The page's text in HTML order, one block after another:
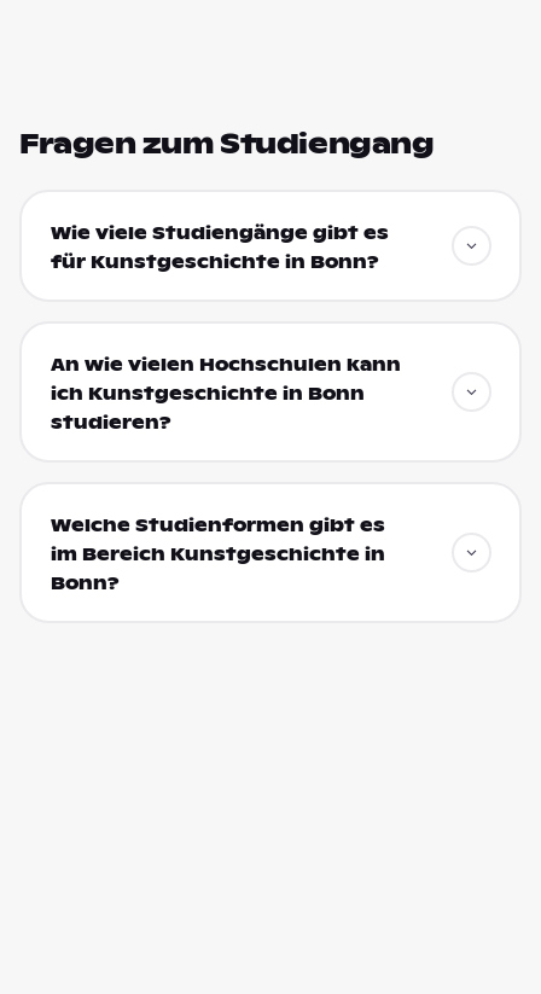
Fragen zum Studiengang
Wie viele Studiengänge gibt es
für Kunstgeschichte in Bonn?
An wie vielen Hochschulen kann
ich Kunstgeschichte in Bonn
studieren?
Welche Studienformen gibt es
im Bereich Kunstgeschichte in
Bonn?